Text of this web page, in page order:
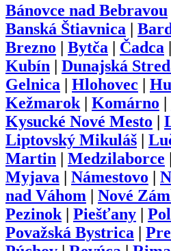
Bánovce nad Bebravou
Banská Štiavnica |
Brezno | Bytča | Čadca |
Kubín | Dunajská
Gelnica | Hlohovec |
Kežmarok | Komárno |
Kysucké Nové Mesto |
Liptovský Mikuláš |
Martin | Medzilaborce |
Myjava | Námestovo |
nad Váhom | Nové
Pezinok | Piešťany |
Považská Bystrica |